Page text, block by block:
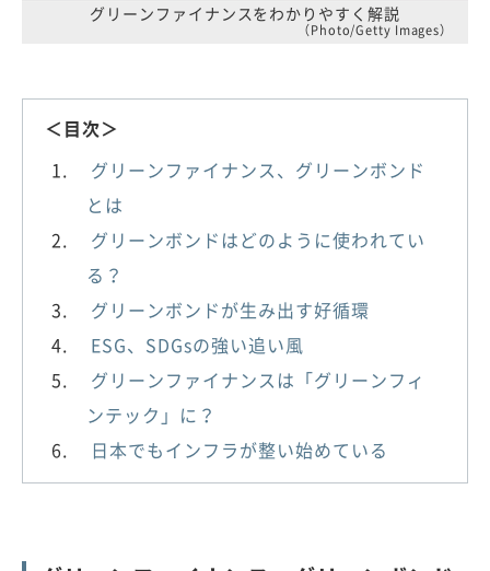
グリーンファイナンスをわかりやすく解説
（Photo/Getty Images）
＜目次＞
グリーンファイナンス、グリーンボンド
とは
グリーンボンドはどのように使われてい
る？
グリーンボンドが生み出す好循環
ESG、SDGsの強い追い風
グリーンファイナンスは「グリーンフィ
ンテック」に？
日本でもインフラが整い始めている